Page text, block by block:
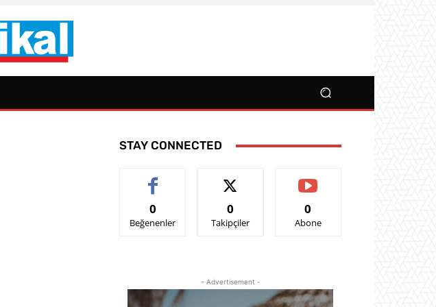
STAY CONNECTED
0
Beğenenler
0
Takipçiler
0
Abone
- Advertisement -